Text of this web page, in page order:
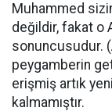
Muhammed
değildir, fakat o
sonuncusudur.
peygamberin
erişmiş artık
kalmamıştır.